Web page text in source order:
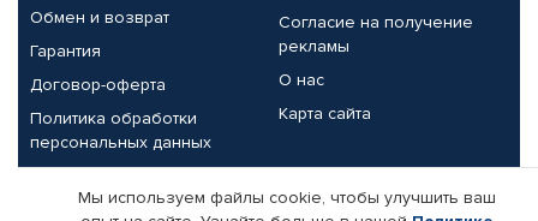
Обмен и возврат
Гарантия
Договор-оферта
Политика обработки
персональных данных
Согласие на получение
рекламы
О нас
Карта сайта
Партнерам
Мы используем файлы cookie, чтобы улучшить ваш